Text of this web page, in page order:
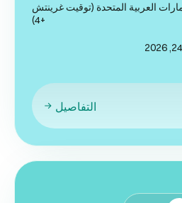
العربية المتحدة (توقيت غرينتش
+4)
التفاصيل